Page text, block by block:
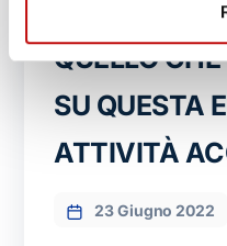
FARE
QUELLO
SU QUESTA
ATTIVITÀ
23 Giugno 2022